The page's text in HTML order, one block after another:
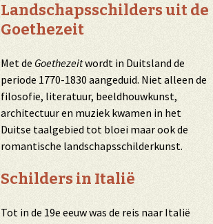
Landschapsschilders uit de
Goethezeit
Met deGoethezeitwordt in Duitsland de
periode 1770-1830 aangeduid. Niet alleen de
filosofie, literatuur, beeldhouwkunst,
architectuur en muziek kwamen in het
Duitse taalgebied tot bloei maar ook de
romantische landschapsschilderkunst.
Schilders in Italië
Tot in de 19e eeuw was de reis naar Italië